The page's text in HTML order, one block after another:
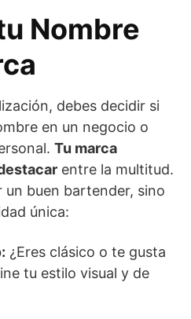
Nombre
debes decidir si
en un negocio o
Tu marca
entre la multitud.
un buen bartender, sino
única:
¿Eres clásico o te gusta
tu estilo visual y de